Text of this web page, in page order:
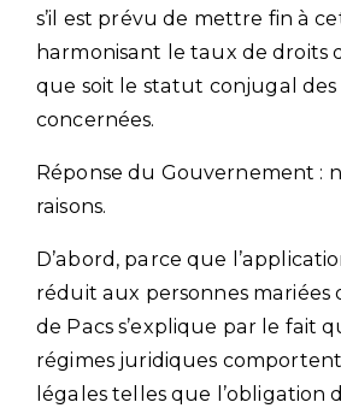
s’il est prévu de mettre fin à
harmonisant le taux de droits
que soit le statut conjugal des
concernées.
Réponse du Gouvernement :
raisons.
D’abord, parce que
réduit aux personnes mariées
de Pacs s’explique par le fait
régimes juridiques
légales telles que l’obligation